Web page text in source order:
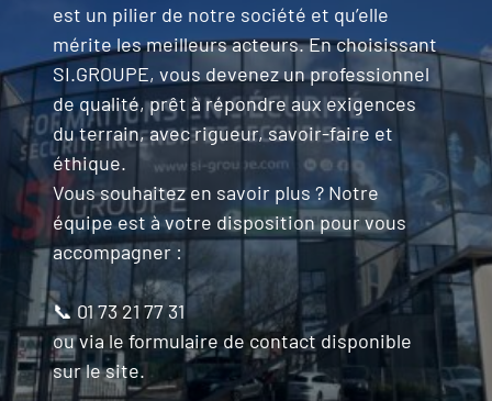
est un pilier de notre société et qu’elle
mérite les meilleurs acteurs. En choisissant
SI.GROUPE, vous devenez un professionnel
de qualité, prêt à répondre aux exigences
du terrain, avec rigueur, savoir-faire et
éthique.
Vous souhaitez en savoir plus ? Notre
équipe est à votre disposition pour vous
accompagner :
📞 01 73 21 77 31
ou via le formulaire de contact disponible
sur le site.